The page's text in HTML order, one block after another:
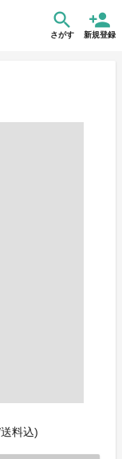
さがす 新規登録
料込)